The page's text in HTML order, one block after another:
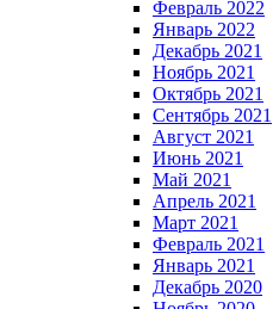
Февраль 2022
Январь 2022
Декабрь 2021
Ноябрь 2021
Октябрь 2021
Сентябрь 2021
Август 2021
Июнь 2021
Май 2021
Апрель 2021
Март 2021
Февраль 2021
Январь 2021
Декабрь 2020